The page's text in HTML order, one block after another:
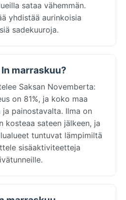
sataa vähemmän.
yhdistää aurinkoisia
sadekuuroja.
marraskuu?
Saksan Novemberta:
on 81%, ja koko maa
painostavalta. Ilma on
kosteaa sateen jälkeen, ja
tuntuvat lämpimiltä
sisäaktiviteetteja